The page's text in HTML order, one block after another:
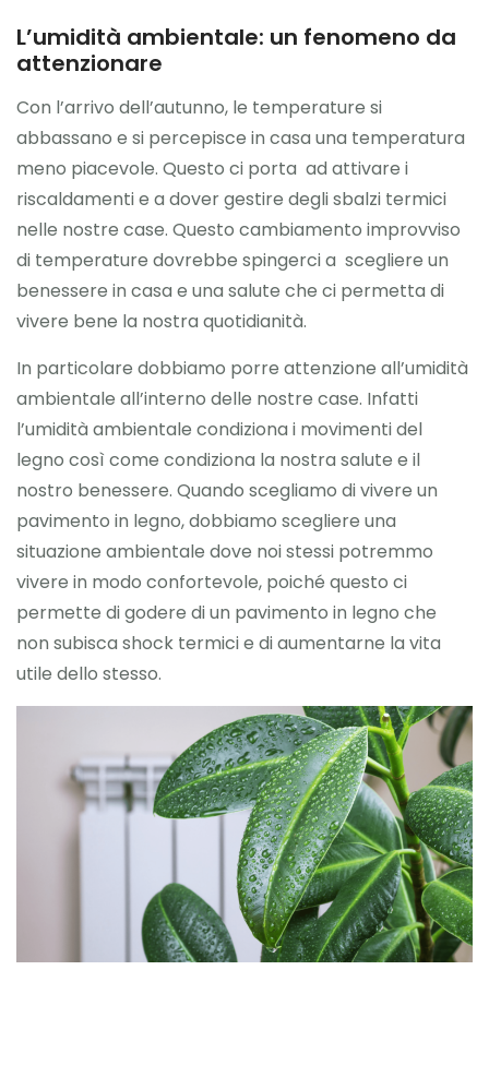
L’umidità ambientale: un fenomeno da
attenzionare
Con l’arrivo dell’autunno, le temperature si
abbassano e si percepisce in casa una temperatura
meno piacevole. Questo ci porta ad attivare i
riscaldamenti e a dover gestire degli sbalzi termici
nelle nostre case. Questo cambiamento improvviso
di temperature dovrebbe spingerci a scegliere un
benessere in casa e una salute che ci permetta di
vivere bene la nostra quotidianità.
In particolare dobbiamo porre attenzione all’umidità
ambientale all’interno delle nostre case. Infatti
l’umidità ambientale condiziona i movimenti del
legno così come condiziona la nostra salute e il
nostro benessere. Quando scegliamo di vivere un
pavimento in legno, dobbiamo scegliere una
situazione ambientale dove noi stessi potremmo
vivere in modo confortevole, poiché questo ci
permette di godere di un pavimento in legno che
non subisca shock termici e di aumentarne la vita
utile dello stesso.